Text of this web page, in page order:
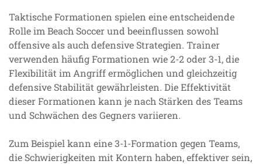
Taktische Formationen spielen eine entscheidende
Rolle im Beach Soccer und beeinflussen sowohl
offensive als auch defensive Strategien. Trainer
verwenden häufig Formationen wie 2-2 oder 3-1, die
Flexibilität im Angriff ermöglichen und gleichzeitig
defensive Stabilität gewährleisten. Die Effektivität
dieser Formationen kann je nach Stärken des Teams
und Schwächen des Gegners variieren.
Zum Beispiel kann eine 3-1-Formation gegen Teams,
die Schwierigkeiten mit Kontern haben, effektiver sein,